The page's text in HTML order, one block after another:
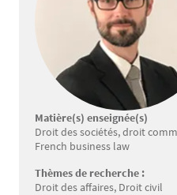
Matière(s) enseignée(s)
Droit des sociétés, droit
French business law
Thèmes de recherche :
Droit des affaires, Droit civil